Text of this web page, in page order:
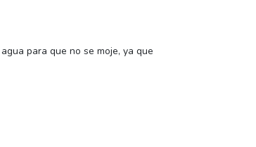
para que no se moje, ya que